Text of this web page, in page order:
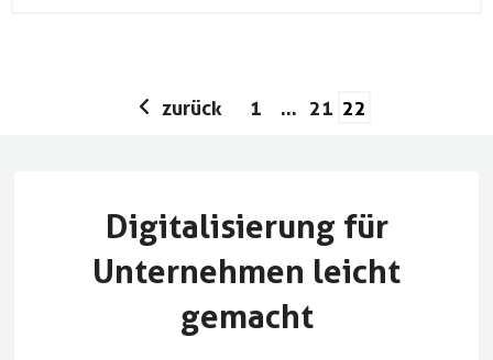
zurück 1 … 21 22
Digitalisierung für
Unternehmen leicht
gemacht